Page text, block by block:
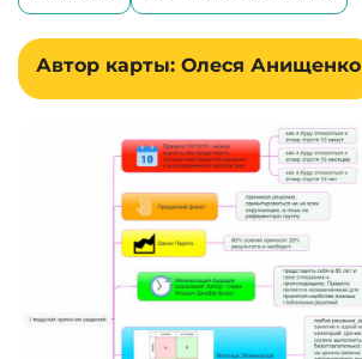
Автор карты: Олеся Анищенко